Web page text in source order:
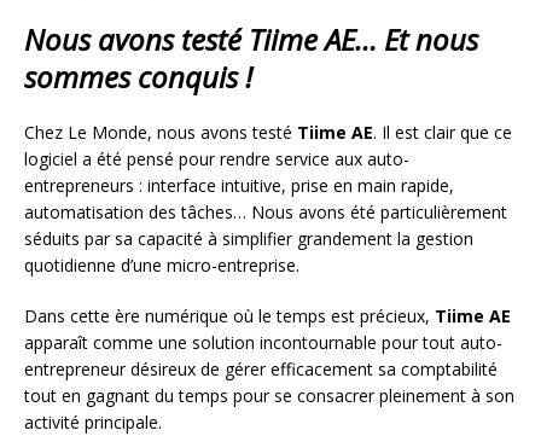
Nous avons testé Tiime AE… Et nous
sommes conquis !
Chez Le Monde, nous avons testé Tiime AE. Il est clair que ce
logiciel a été pensé pour rendre service aux auto-
entrepreneurs : interface intuitive, prise en main rapide,
automatisation des tâches… Nous avons été particulièrement
séduits par sa capacité à simplifier grandement la gestion
quotidienne d’une micro-entreprise.
Dans cette ère numérique où le temps est précieux, Tiime AE
apparaît comme une solution incontournable pour tout auto-
entrepreneur désireux de gérer efficacement sa comptabilité
tout en gagnant du temps pour se consacrer pleinement à son
activité principale.